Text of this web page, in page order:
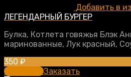
Добавить в
ЛЕГЕНДАРНЫЙ БУРГЕР
Булка, Котлета говяжья Блэк
маринованные, Лук красный,
350 ₽
В корзинуЗаказать